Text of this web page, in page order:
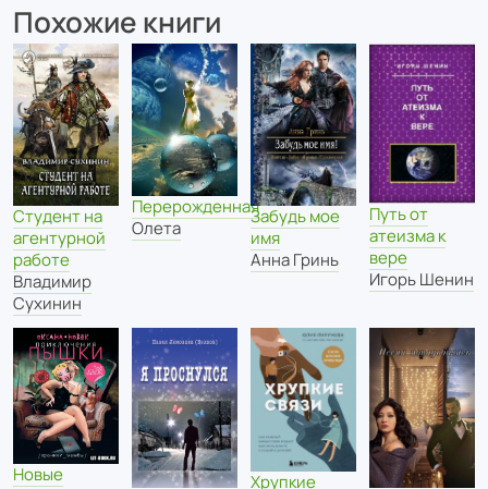
Похожие книги
Студент на
агентурной
работе
Владимир
Сухинин
Перерожденная
Олета
Забудь мое
имя
Анна Гринь
Путь от
атеизма к
вере
Игорь Шенин
Новые
Хрупкие